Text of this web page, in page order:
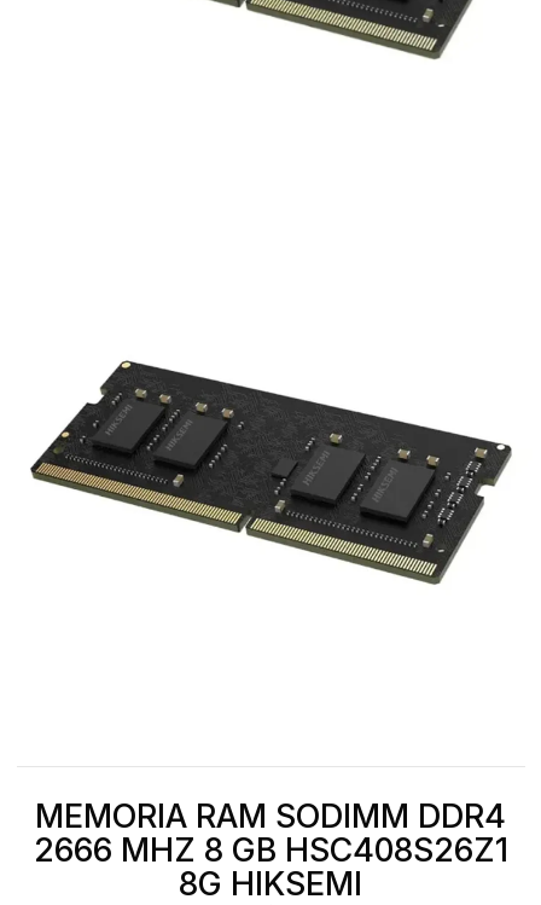
MEMORIA RAM SODIMM DDR4
2666 MHZ 8 GB HSC408S26Z1
8G HIKSEMI